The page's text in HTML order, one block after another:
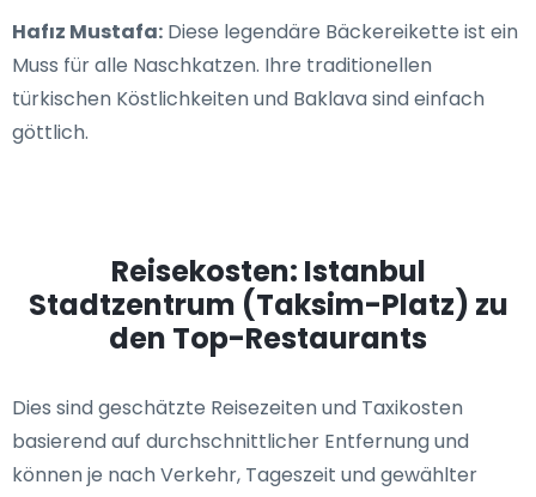
Hafız Mustafa: Diese legendäre Bäckereikette ist ein
Muss für alle Naschkatzen. Ihre traditionellen
türkischen Köstlichkeiten und Baklava sind einfach
göttlich.
Reisekosten: Istanbul
Stadtzentrum (Taksim-Platz) zu
den Top-Restaurants
Dies sind geschätzte Reisezeiten und Taxikosten
basierend auf durchschnittlicher Entfernung und
können je nach Verkehr, Tageszeit und gewählter